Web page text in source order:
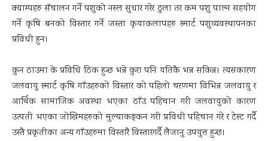
क्याम्पहरु सँचालन गर्ने पशुको नस्ल सुधार गरेर ठुला तर कम पशु पाल्न सहयोग
गर्ने कृषि बनको विस्तार गर्ने जस्ता कृयाकलापहरु स्मार्ट पशुव्यवस्थापनका
प्रविधी हुन।
कुन ठाउमा के प्रविधि ठिक हुन्छ भन्ने कुरा पनि यतिकै भन्न सकिन्न। त्यसकारण
जलवायु स्मार्ट कृषि गाँउहरुको विस्तार को पहिलो चरणमा विभिन्न जलवायु र
आर्थिक सामाजिक अवस्था भएका ठाँउ पहिचान गरी जलवायुको कारण
उत्पती भएका जोखिमहरुको मुल्याकङ्कन गरी प्रविधी पहिचान गरे र टेस्ट गर्दै
उस्तै प्रकृतीका अन्य गाँउहरुमा विस्तारै विस्तारगर्दै लैजानु उपयुत्त हुन्छ।